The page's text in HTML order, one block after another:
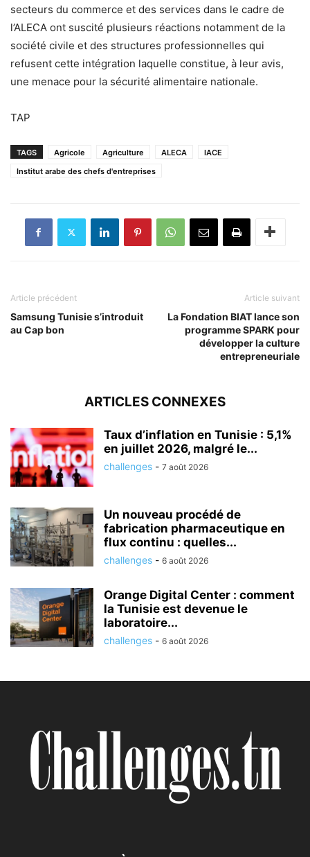
secteurs du commerce et des services dans le cadre de
l’ALECA ont suscité plusieurs réactions notamment de la
société civile et des structures professionnelles qui
refusent cette intégration laquelle constitue, à leur avis,
une menace pour la sécurité alimentaire nationale.
TAP
TAGS Agricole Agriculture ALECA
IACE
Institut arabe des chefs d'entreprises
Article précédent
Samsung Tunisie s’introduit
au Cap bon
Article suivant
La Fondation BIAT lance son
programme SPARK pour
développer la culture
entrepreneuriale
ARTICLES CONNEXES
Taux d’inflation en Tunisie : 5,1%
en juillet 2026, malgré le...
challenges - 7 août 2026
Un nouveau procédé de
fabrication pharmaceutique en
flux continu : quelles...
challenges - 6 août 2026
Orange Digital Center : comment
la Tunisie est devenue le
laboratoire...
challenges - 6 août 2026